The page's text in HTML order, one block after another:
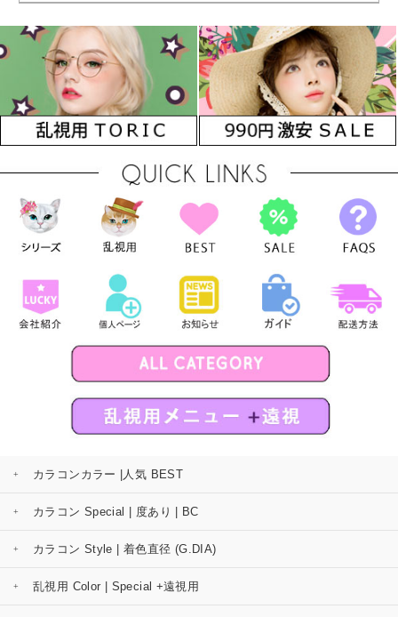
ドロゲル*あざカワ！♥マン
カラコンカラー |人気 BEST
カラコン Special | 度あり | BC
カラコン Style | 着色直径 (G.DIA)
乱視用 Color | Special +遠視用